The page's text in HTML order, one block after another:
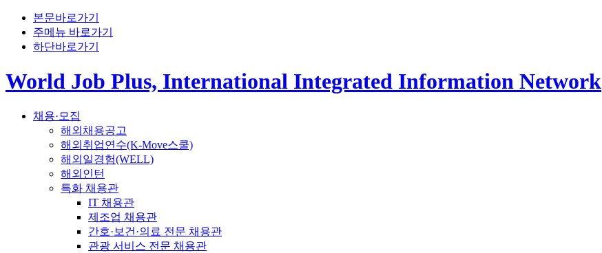
본문바로가기
주메뉴 바로가기
하단바로가기
World Job Plus, International Integrated Information Network
채용·모집
해외채용공고
해외취업연수(K-Move스쿨)
해외일경험(WELL)
해외인턴
특화 채용관
IT 채용관
제조업 채용관
간호·보건·의료 전문 채용관
관광 서비스 전문 채용관